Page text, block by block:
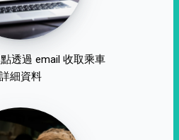
透過 email 收取乘車
詳細資料